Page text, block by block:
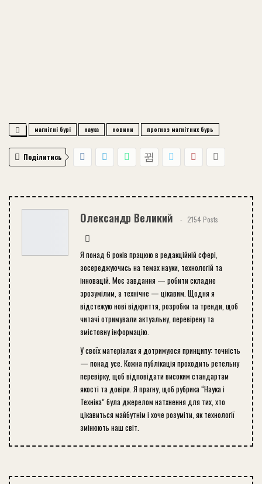
магнітні бурі наука новини прогноз магнітних бурь
Поділитись
Олександр Великий 2154 Posts
Я понад 6 років працюю в редакційній сфері,
зосереджуючись на темах науки, технологій та
інновацій. Моє завдання — робити складне
зрозумілим, а технічне — цікавим. Щодня я
відстежую нові відкриття, розробки та тренди, щоб
читачі отримували актуальну, перевірену та
змістовну інформацію.
У своїх матеріалах я дотримуюся принципу: точність
— понад усе. Кожна публікація проходить ретельну
перевірку, щоб відповідати високим стандартам
якості та довіри. Я прагну, щоб рубрика “Наука і
Техніка” була джерелом натхнення для тих, хто
цікавиться майбутнім і хоче розуміти, як технології
змінюють наш світ.